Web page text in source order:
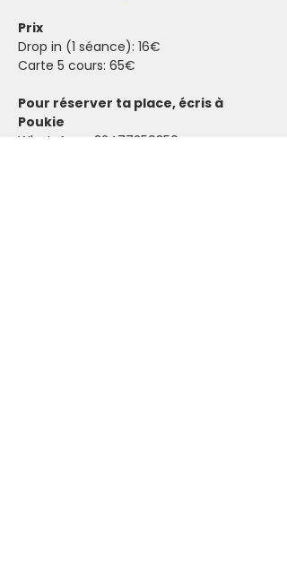
Prix
Drop in (1 séance): 16€
Carte 5 cours: 65€
Pour réserver ta place, écris à
Poukie
WhatsApp +32477259350